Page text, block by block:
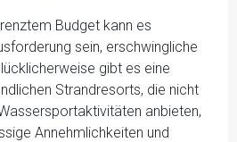
Budget kann es
sein, erschwingliche
gibt es eine
Strandresorts, die nicht
anbieten,
Annehmlichkeiten und